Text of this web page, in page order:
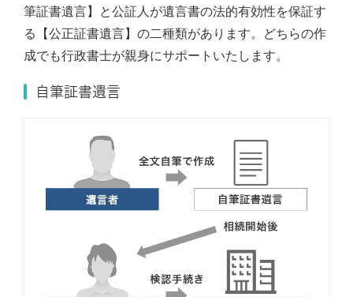
筆証書遺言】と公証人が遺言書の法的有効性を保証す
る【公正証書遺言】の二種類があります。どちらの作
成でも行政書士が親身にサポートいたします。
自筆証書遺言